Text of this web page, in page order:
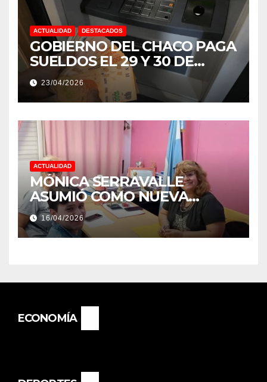
ACTUALIDAD DESTACADOS
GOBIERNO DEL CHACO PAGA
SUELDOS EL 29 Y 30 DE
ABRIL, CON EL 2% DE
AUMENTO
23/04/2026
ACTUALIDAD
MÓNICA SERRAVALLE
ASUMIÓ COMO NUEVA
DIRECTORA DEL E.E.S. N° 82
«RENÉ FAVALORO» DE
BASAIL.
16/04/2026
ECONOMÍA